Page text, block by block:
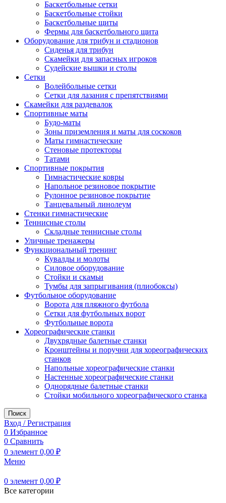
Баскетбольные сетки
Баскетбольные стойки
Баскетбольные щиты
Фермы для баскетбольного щита
Оборудование для трибун и стадионов
Сиденья для трибун
Скамейки для запасных игроков
Судейские вышки и столы
Сетки
Волейбольные сетки
Сетки для лазания с препятствиями
Скамейки для раздевалок
Спортивные маты
Будо-маты
Зоны приземления и маты для соскоков
Маты гимнастические
Стеновые протекторы
Татами
Спортивные покрытия
Гимнастические ковры
Напольное резиновое покрытие
Рулонное резиновое покрытие
Танцевальный линолеум
Стенки гимнастические
Теннисные столы
Складные теннисные столы
Уличные тренажеры
Функциональный тренинг
Кувалды и молоты
Силовое оборудование
Стойки и скамьи
Тумбы для запрыгивания (плиобоксы)
Футбольное оборудование
Ворота для пляжного футбола
Сетки для футбольных ворот
Футбольные ворота
Хореографические станки
Двухрядные балетные станки
Кронштейны и поручни для хореографических
станков
Напольные хореографические станки
Настенные хореографические станки
Однорядные балетные станки
Стойки мобильного хореографического станка
Поиск
Вход / Регистрация
0 Избранное
0 Сравнить
0 элемент 0,00 ₽
Меню
0 элемент 0,00 ₽
Все категории